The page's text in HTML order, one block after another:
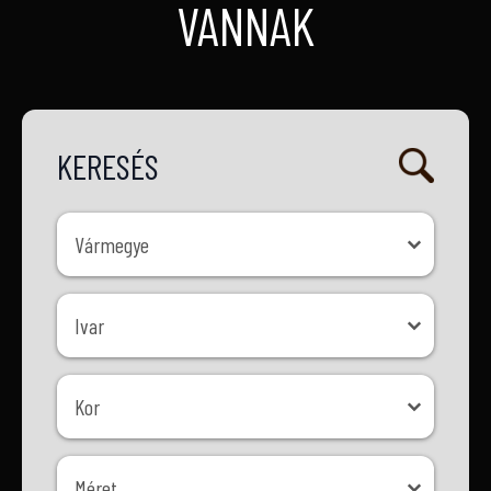
VANNAK
KERESÉS
Vármegye
Vármegye
Ivar
Ivar
Kor
Kor
Méret